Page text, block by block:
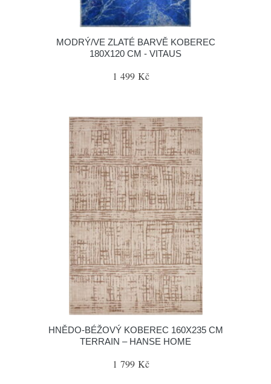
MODRÝ/VE ZLATÉ BARVĚ KOBEREC
180X120 CM - VITAUS
1 499 Kč
HNĚDO-BÉŽOVÝ KOBEREC 160X235 CM
TERRAIN – HANSE HOME
1 799 Kč